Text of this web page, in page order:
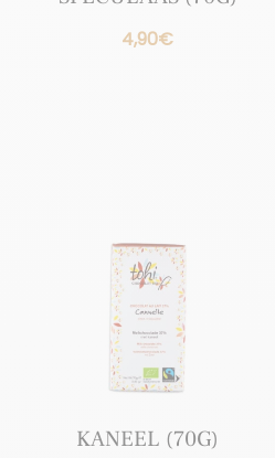
4,90€
KANEEL (70G)